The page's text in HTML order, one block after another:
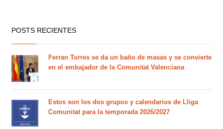
POSTS RECIENTES
Ferran Torres se da un baño de masas y se convierte
en el embajador de la Comunitat Valenciana
Estos son los dos grupos y calendarios de Lliga
Comunitat para la temporada 2026/2027